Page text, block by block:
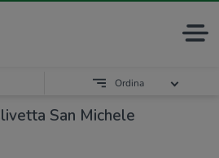
San Michele
Ordina